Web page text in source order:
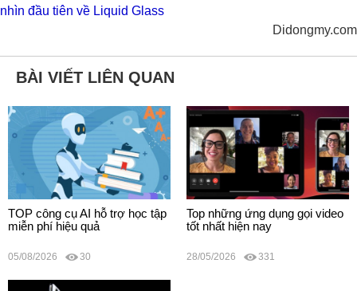
nhìn đầu tiên về Liquid Glass
Didongmy.com
BÀI VIẾT LIÊN QUAN
TOP công cụ AI hỗ trợ học tập
miễn phí hiệu quả
05/08/2026 30
Top những ứng dụng gọi video
tốt nhất hiện nay
28/05/2026 331